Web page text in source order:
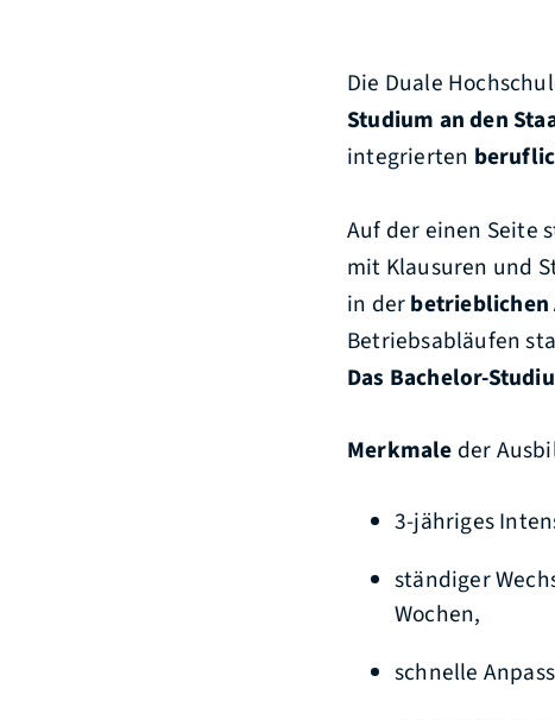
Die Duale
Studium an den
integrierten
Auf der einen Seite
mit Klausuren und
in der
Betriebsabläufen
Das Bachelor-
Merkmale der
3-jähriges
ständiger
Wochen,
schnelle